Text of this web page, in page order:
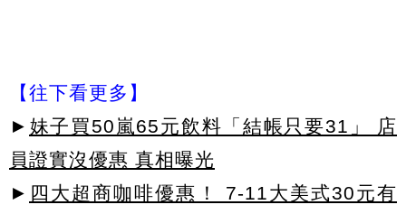
【往下看更多】
► 妹子買50嵐65元飲料「結帳只要31」 店
員證實沒優惠 真相曝光
► 四大超商咖啡優惠！ 7-11大美式30元有